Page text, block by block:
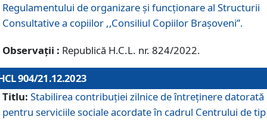
Regulamentului de organizare şi funcţionare al Structurii
Consultative a copiilor ,,Consiliul Copiilor Braşoveni”.
Observații : Republică H.C.L. nr. 824/2022.
904/21.12.2023
Titlu: Stabilirea contribuţiei zilnice de întreținere datorată
pentru serviciile sociale acordate în cadrul Centrului de tip